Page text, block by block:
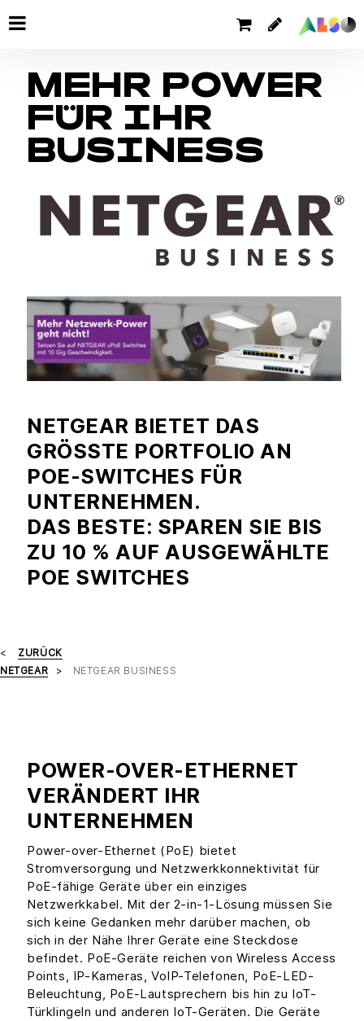
MEHR POWER
FÜR IHR
BUSINESS
NETGEAR BIETET DAS
GRÖSSTE PORTFOLIO AN P
OE-SWITCHES FÜR U
NTERNEHMEN.
DAS BESTE: SPAREN SIE BIS
ZU 10 % AUF AUSGEWÄHLTE
POE SWITCHES
ZURÜCK
NETGEAR
NETGEAR BUSINESS
POWER-OVER-ETHERNET
VERÄNDERT IHR
UNTERNEHMEN
Power-over-Ethernet (PoE) bietet
Stromversorgung und Netzwerkkonnektivität für
PoE-fähige Geräte über ein einziges
Netzwerkkabel. Mit der 2-in-1-Lösung müssen Sie
sich keine Gedanken mehr darüber machen, ob
sich in der Nähe Ihrer Geräte eine Steckdose
befindet. PoE-Geräte reichen von Wireless Access
Points, IP-Kameras, VoIP-Telefonen, PoE-LED-
Beleuchtung, PoE-Lautsprechern bis hin zu IoT-
Türklingeln und anderen IoT-Geräten. Die Geräte